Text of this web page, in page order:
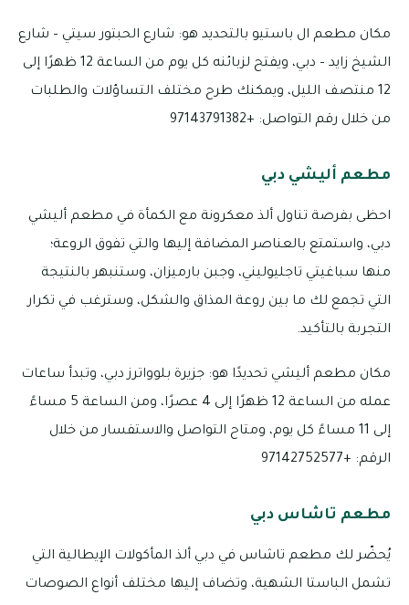
مكان مطعم ال باستيو بالتحديد هو: شارع الحبتور سيتي – شارع
الشيخ زايد – دبي، ويفتح لزبائنه كل يوم من الساعة 12 ظهرًا إلى
12 منتصف الليل، ويمكنك طرح مختلف التساؤلات والطلبات
من خلال رقم التواصل: +97143791382
مطعم أليشي دبي
احظى بفرصة تناول ألذ معكرونة مع الكمأة في مطعم أليشي
دبي، واستمتع بالعناصر المضافة إليها والتي تفوق الروعة؛
منها سباغيتي تاجليوليني، وجبن بارميزان، وستنبهر بالنتيجة
التي تجمع لك ما بين روعة المذاق والشكل، وسترغب في تكرار
التجربة بالتأكيد.
مكان مطعم أليشي تحديدًا هو: جزيرة بلوواترز دبي، وتبدأ ساعات
عمله من الساعة 12 ظهرًا إلى 4 عصرًا، ومن الساعة 5 مساءً
إلى 11 مساءً كل يوم، ومتاح التواصل والاستفسار من خلال
الرقم: +97142752577
مطعم تاشاس دبي
يُحضّر لك مطعم تاشاس في دبي ألذ المأكولات الإيطالية التي
تشمل الباستا الشهية، وتضاف إليها مختلف أنواع الصوصات